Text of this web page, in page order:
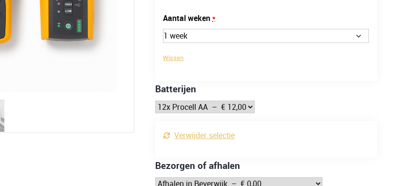
Aantal weken(voor
kabelzoeker-
*
Wissen
Batterijen
Verwijder selectie
Bezorgen of afhalen